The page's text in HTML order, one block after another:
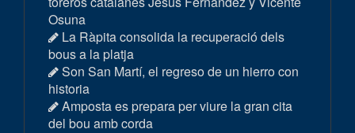
Osuna
La Ràpita consolida la recuperació dels
bous a la platja
Son San Martí, el regreso de un hierro con
historia
Amposta es prepara per viure la gran cita
del bou amb corda